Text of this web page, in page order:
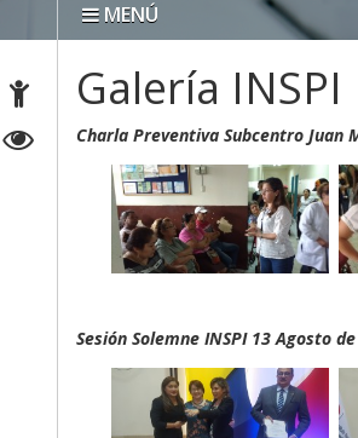
MENÚ
Galería INSPI
Charla Preventiva Subcentro Juan
Sesión Solemne INSPI 13 Agosto